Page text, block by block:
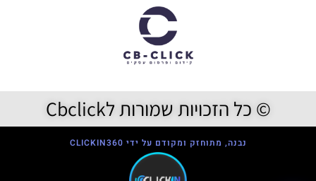
© כל הזכויות שמורות לCbclick
נבנה, מתוחזק ומקודם על ידי CLICKIN360